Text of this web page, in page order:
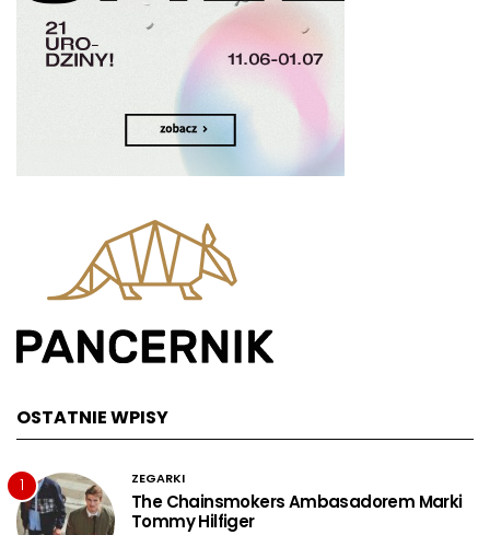
OSTATNIE WPISY
1 ZEGARKI
The Chainsmokers Ambasadorem Marki
Tommy Hilfiger